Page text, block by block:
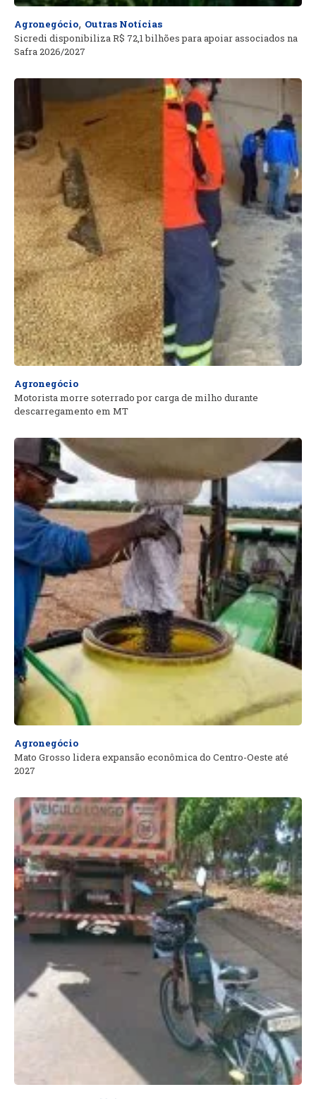
Agronegócio, Outras Notícias
Sicredi disponibiliza R$ 72,1 bilhões para apoiar associados na
Safra 2026/2027
Agronegócio
Motorista morre soterrado por carga de milho durante
descarregamento em MT
Agronegócio
Mato Grosso lidera expansão econômica do Centro-Oeste até
2027